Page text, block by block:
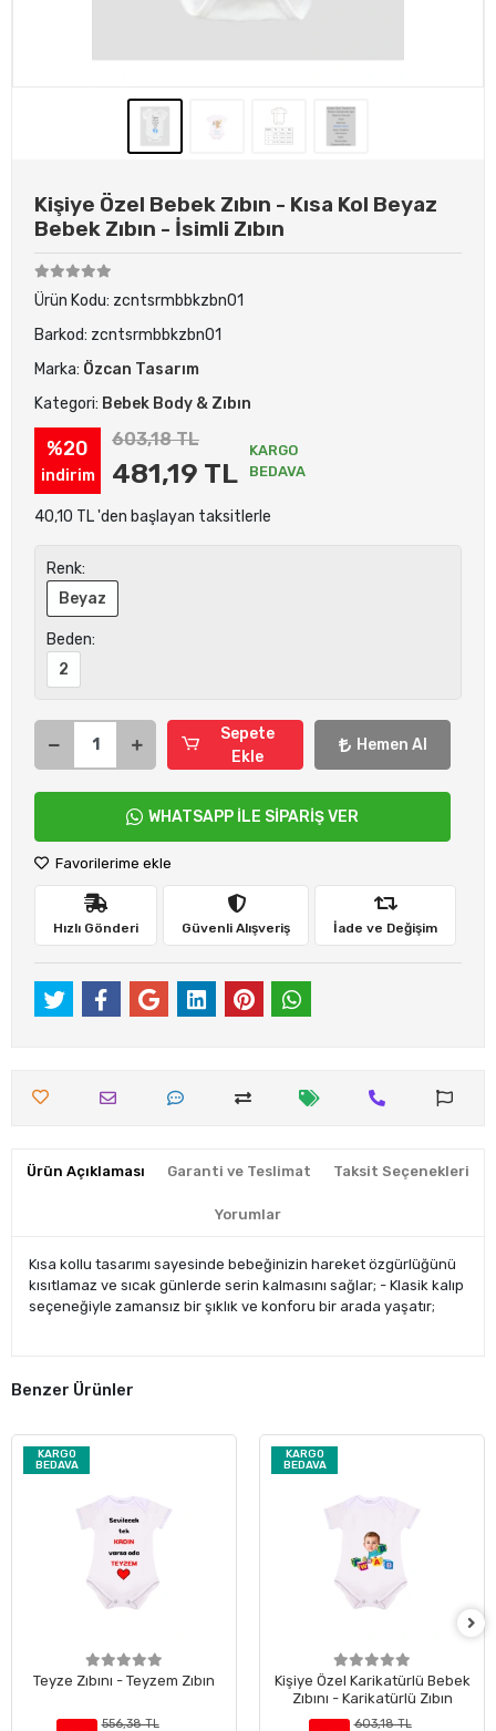
Kişiye Özel Bebek Zıbın - Kısa Kol Beyaz
Bebek Zıbın - İsimli Zıbın
Ürün Kodu: zcntsrmbbkzbn01
Barkod: zcntsrmbbkzbn01
Marka: Özcan Tasarım
Kategori: Bebek Body & Zıbın
%20
indirim
603,18 TL
481,19 TL
KARGO
BEDAVA
40,10 TL 'den başlayan taksitlerle
Renk:
Beyaz
Beden:
2
Sepete
Ekle
Hemen Al
WHATSAPP İLE SİPARİŞ VER
Favorilerime ekle
Hızlı Gönderi Güvenli Alışveriş İade ve Değişim
Ürün Açıklaması Garanti ve Teslimat Taksit Seçenekleri
Yorumlar
Kısa kollu tasarımı sayesinde bebeğinizin hareket özgürlüğünü
kısıtlamaz ve sıcak günlerde serin kalmasını sağlar; - Klasik kalıp
seçeneğiyle zamansız bir şıklık ve konforu bir arada yaşatır;
Benzer Ürünler
KARGO
BEDAVA
Teyze Zıbını - Teyzem Zıbın
556,38 TL
KARGO
BEDAVA
Kişiye Özel Karikatürlü Bebek
Zıbını - Karikatürlü Zıbın
603,18 TL